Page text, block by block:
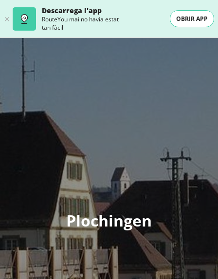
Descarrega l'app
RouteYou mai no havia estat
tan fàcil
OBRIR APP
Plochingen